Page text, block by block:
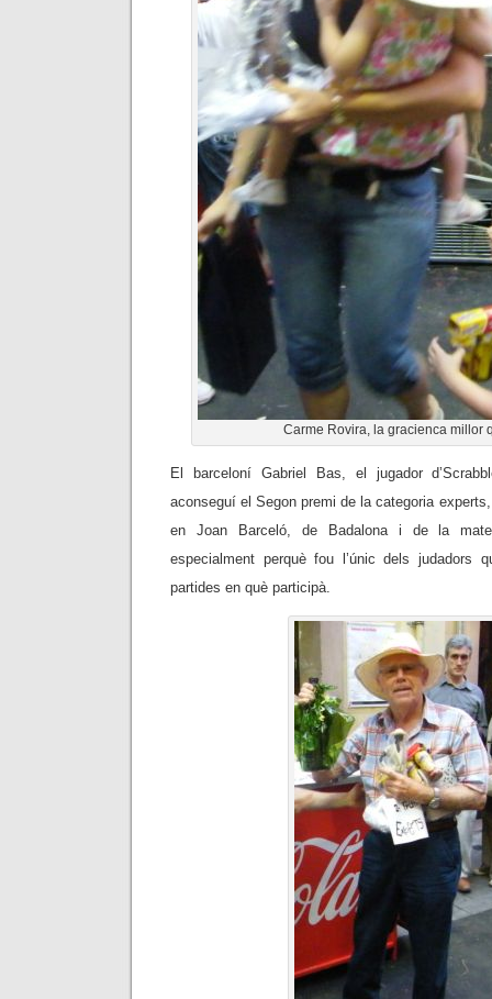
Carme Rovira, la gracienca millor
El barceloní Gabriel Bas, el jugador
aconseguí el Segon premi de la categoria
en Joan Barceló, de Badalona i de la
especialment perquè fou l’únic dels judadors
partides en què participà.